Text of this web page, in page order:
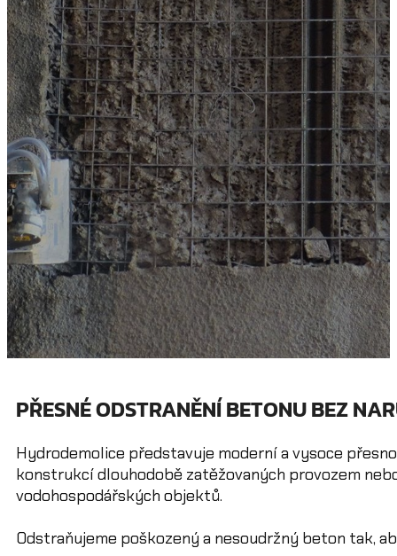
PŘESNÉ ODSTRANĚNÍ BETONU BEZ
Hydrodemolice představuje moderní a vysoce
konstrukcí dlouhodobě zatěžovaných provozem
vodohospodářských objektů.
Odstraňujeme poškozený a nesoudržný beton tak,